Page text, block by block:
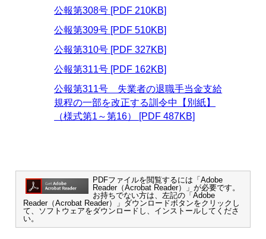
公報第308号 [PDF 210KB]
公報第309号 [PDF 510KB]
公報第310号 [PDF 327KB]
公報第311号 [PDF 162KB]
公報第311号 失業者の退職手当金支給
規程の一部を改正する訓令中【別紙】
（様式第1～第16） [PDF 487KB]
PDFファイルを閲覧するには「Adobe
Reader（Acrobat Reader）」が必要です。
お持ちでない方は、左記の「Adobe
Reader（Acrobat Reader）」ダウンロードボタンをクリックし
て、ソフトウェアをダウンロードし、インストールしてくださ
い。